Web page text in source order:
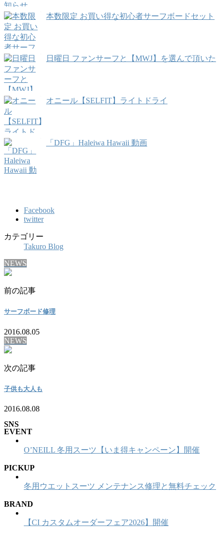
本数限定 お買い得な初心者サーフボードセット
日曜日 ファンサーフと【MWJ】を選んで頂いた
オニール【SELFIT】ライトドライ
「DFG」Haleiwa Hawaii 動画
Facebook
twitter
カテゴリー
Takuro Blog
NEWS
前の記事
サーフボード修理
2016.08.05
NEWS
次の記事
子供も大人も
2016.08.08
SNS
EVENT
O’NEILL 冬用スーツ【いま得キャンペーン】開催
PICKUP
冬用ウエットスーツ メンテナンス修理と無料チェック
BRAND
【CI カスタムオーダーフェア2026】開催